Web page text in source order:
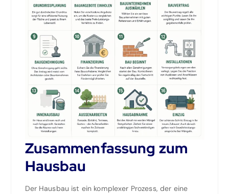
Zusammenfassung zum
Hausbau
Der Hausbau ist ein komplexer Prozess, der eine